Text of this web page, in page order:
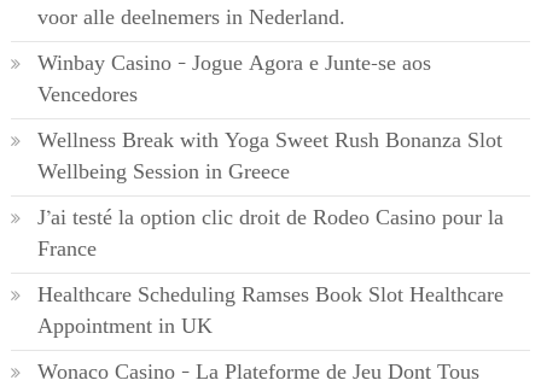
voor alle deelnemers in Nederland.
Winbay Casino – Jogue Agora e Junte-se aos
Vencedores
Wellness Break with Yoga Sweet Rush Bonanza Slot
Wellbeing Session in Greece
J’ai testé la option clic droit de Rodeo Casino pour la
France
Healthcare Scheduling Ramses Book Slot Healthcare
Appointment in UK
Wonaco Casino – La Plateforme de Jeu Dont Tous